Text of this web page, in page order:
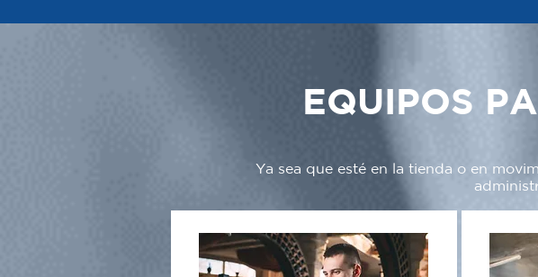
EQUIPOS
Ya sea que esté en la tienda o en